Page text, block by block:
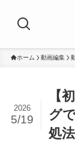
ホーム 動画編集
【
グ
処
2026
5/19